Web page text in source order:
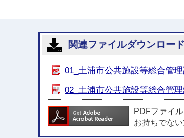
関連ファイルダウンロード
01_土浦市公共施設等総合管
02_土浦市公共施設等総合管
PDFファイ
お持ちでな